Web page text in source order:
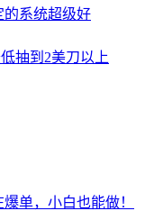
的系统超级好
抽到2美刀以上
单，小白也能做！